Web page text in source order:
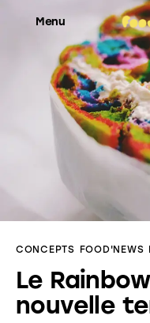
Menu
Food’News
Food’Com
Food’Life
CONCEPTS FOOD'NEWS
Le
nouvelle